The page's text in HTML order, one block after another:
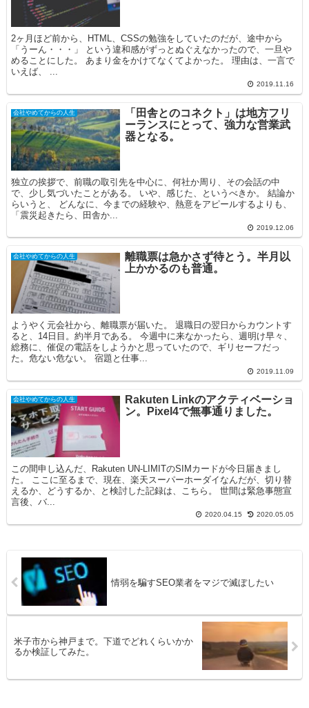
2ヶ月ほど前から、HTML、CSSの勉強をしていたのだが、途中から
「うーん・・・」 という違和感がずっとぬぐえなかったので、一旦や
めることにした。 あまり金をかけてなくてよかった。 理由は、一言で
いえば、 ...
2019.11.16
会社やめてからの人生
「田舎とのコネクト」は地方フリ
ーランスにとって、強力な営業武
器となる。
独立の挨拶で、前職の取引先を中心に、何社か周り、その会話の中
で、少し気づいたことがある。 いや、感じた、というべきか。 結論か
らいうと、 どんなに、今までの経験や、熱意をアピールするよりも、
「震災起きたら、田舎か...
2019.12.06
会社やめてからの人生
離職票は急かさず待とう。半月以
上かかるのも普通。
ようやく元会社から、離職票が届いた。 退職日の翌日からカウントす
ると、14日目。約半月である。 今週中に来なかったら、週明け早々、
総務に、催促の電話をしようかと思っていたので、ギリセーフだっ
た。危ない危ない。 宿題と仕事...
2019.11.09
会社やめてからの人生
Rakuten Linkのアクティベーショ
ン。Pixel4で無事通りました。
この間申し込んだ、Rakuten UN-LIMITのSIMカードが今日届きまし
た。 ここに至るまで、現在、楽天スーパーホーダイなんだが、切り替
えるか、どうするか、と検討した記録は、こちら。 世間は緊急事態宣
言後、バ...
2020.04.15 2020.05.05
情弱を騙すSEO業者をマジで滅ぼしたい
米子市から神戸まで。下道でどれくらいかか
るか検証してみた。